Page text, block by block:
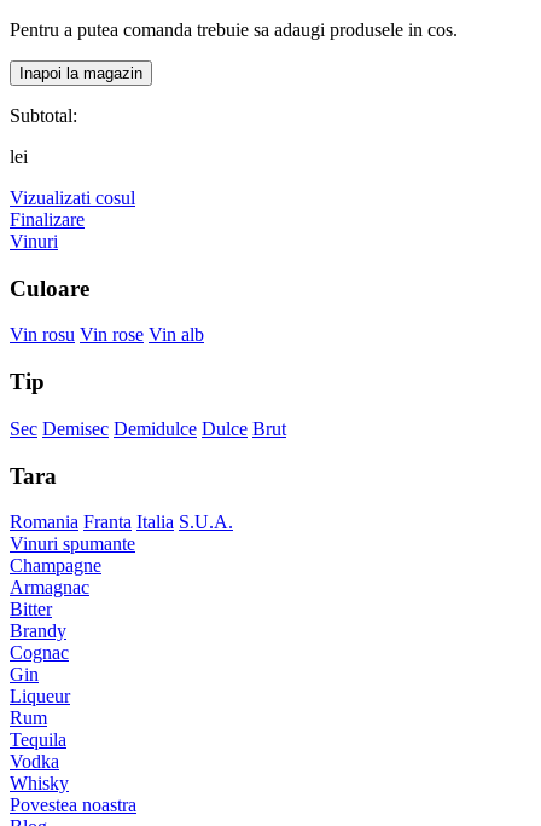
Pentru a putea comanda trebuie sa adaugi produsele in cos.
Inapoi la magazin
Subtotal:
lei
Vizualizati cosul
Finalizare
Vinuri
Culoare
Vin rosu Vin rose Vin alb
Tip
Sec Demisec Demidulce Dulce Brut
Tara
Romania Franta Italia S.U.A.
Vinuri spumante
Champagne
Armagnac
Bitter
Brandy
Cognac
Gin
Liqueur
Rum
Tequila
Vodka
Whisky
Povestea noastra